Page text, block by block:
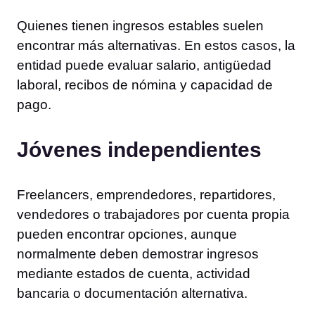
Quienes tienen ingresos estables suelen
encontrar más alternativas. En estos casos, la
entidad puede evaluar salario, antigüedad
laboral, recibos de nómina y capacidad de
pago.
Jóvenes independientes
Freelancers, emprendedores, repartidores,
vendedores o trabajadores por cuenta propia
pueden encontrar opciones, aunque
normalmente deben demostrar ingresos
mediante estados de cuenta, actividad
bancaria o documentación alternativa.